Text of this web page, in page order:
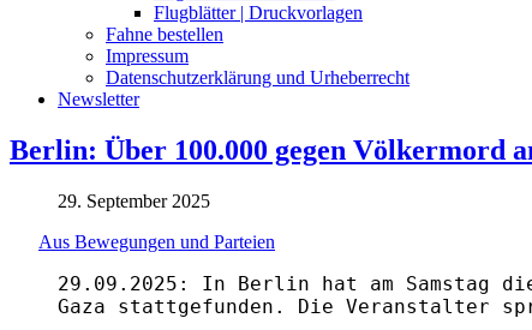
Flugblätter | Druckvorlagen
Fahne bestellen
Impressum
Datenschutzerklärung und Urheberrecht
Newsletter
Berlin: Über 100.000 gegen Völkermord
29. September 2025
Aus Bewegungen und Parteien
29.09.2025: In Berlin hat am Samstag
Gaza stattgefunden. Die Veranstalter